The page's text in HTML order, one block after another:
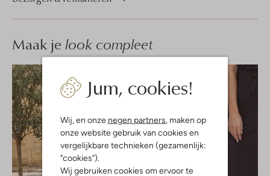
Jum, cookies!
Wij, en onze negen partners, maken op
onze website gebruik van cookies en
vergelijkbare technieken (gezamenlijk:
"cookies").
Wij gebruiken cookies om ervoor te
Maak je look compleet